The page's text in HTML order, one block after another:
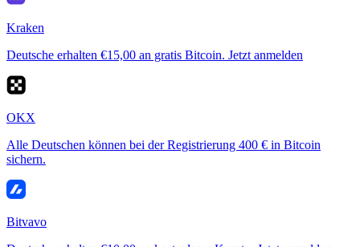
Kraken
Deutsche erhalten €15,00 an gratis Bitcoin. Jetzt anmelden
OKX
Alle Deutschen können bei der Registrierung 400 € in Bitcoin
sichern.
Bitvavo